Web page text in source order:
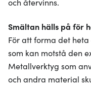
Smältan hälls på för
För att forma det
som kan motstå den
Metallverktyg som
och andra material